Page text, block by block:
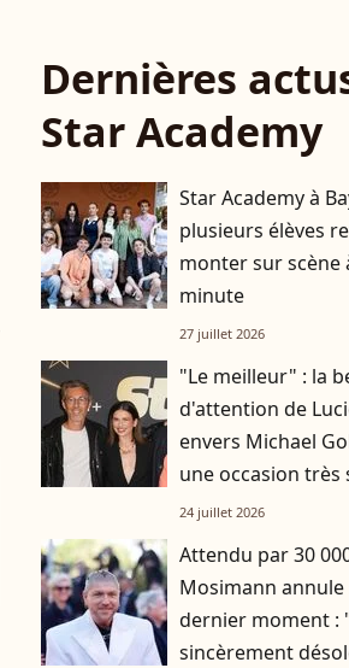
Dernières
Star Academy
Star Academy à
plusieurs élèves
monter sur scène
minute
27 juillet 2026
"Le meilleur" : la
d'attention de
envers Michael
une occasion très
24 juillet 2026
Attendu par 30
Mosimann annule
dernier moment :
sincèrement